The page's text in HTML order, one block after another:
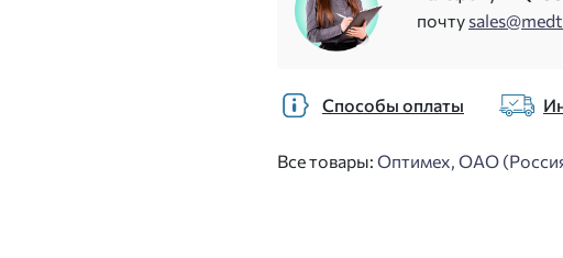
почту
Способы оплаты
Все товары: Оптимех, ОАО